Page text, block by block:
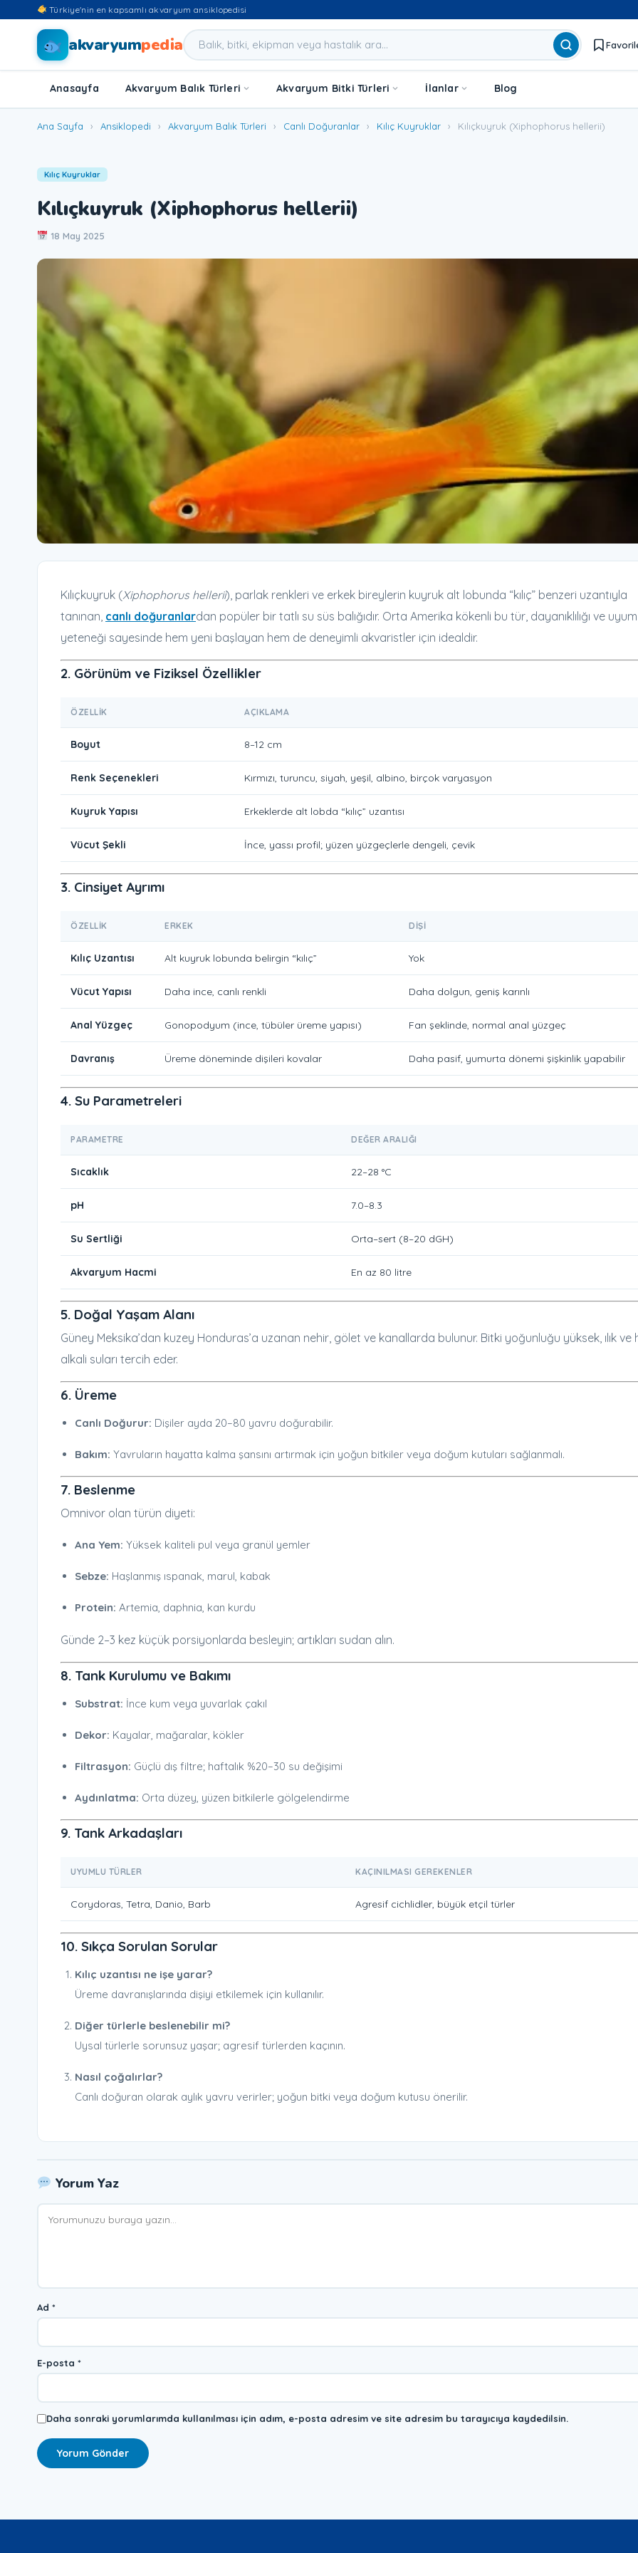
Türkiye'nin en kapsamlı akvaryum ansiklopedisi
akvaryumpedia
Anasayfa Akvaryum Balık Türleri Akvaryum Bitki Türleri İlanlar Blog
Ana Sayfa › Ansiklopedi › Akvaryum Balık Türleri › Canlı Doğuranlar › Kılıç Kuyruklar › Kılıçkuyruk (Xiphophorus hellerii)
Kılıç Kuyruklar
Kılıçkuyruk (Xiphophorus hellerii)
18 May 2025
Kılıçkuyruk (Xiphophorus hellerii), parlak renkleri ve erkek bireylerin kuyruk alt lobunda “kılıç” benzeri uzantıyla
tanınan, canlı doğuranlardan popüler bir tatlı su süs balığıdır. Orta Amerika kökenli bu tür, dayanıklılığı ve uyum
yeteneği sayesinde hem yeni başlayan hem de deneyimli akvaristler için idealdir.
2. Görünüm ve Fiziksel Özellikler
ÖZELLIK AÇIKLAMA
Boyut 8–12 cm
Renk Seçenekleri Kırmızı, turuncu, siyah, yeşil, albino, birçok varyasyon
Kuyruk Yapısı Erkeklerde alt lobda “kılıç” uzantısı
Vücut Şekli İnce, yassı profil; yüzen yüzgeçlerle dengeli, çevik
3. Cinsiyet Ayrımı
ÖZELLIK ERKEK DIŞI
Kılıç Uzantısı Alt kuyruk lobunda belirgin “kılıç” Yok
Vücut Yapısı Daha ince, canlı renkli Daha dolgun, geniş karınlı
Anal Yüzgeç Gonopodyum (ince, tübüler üreme yapısı) Fan şeklinde, normal anal yüzgeç
Davranış Üreme döneminde dişileri kovalar Daha pasif, yumurta dönemi şişkinlik yapabilir
4. Su Parametreleri
PARAMETRE DEĞER ARALIĞI
Sıcaklık 22–28 °C
pH 7.0–8.3
Su Sertliği Orta–sert (8–20 dGH)
Akvaryum Hacmi En az 80 litre
5. Doğal Yaşam Alanı
Güney Meksika’dan kuzey Honduras’a uzanan nehir, gölet ve kanallarda bulunur. Bitki yoğunluğu yüksek, ılık ve
alkali suları tercih eder.
6. Üreme
Canlı Doğurur: Dişiler ayda 20–80 yavru doğurabilir.
Bakım: Yavruların hayatta kalma şansını artırmak için yoğun bitkiler veya doğum kutuları sağlanmalı.
7. Beslenme
Omnivor olan türün diyeti:
Ana Yem: Yüksek kaliteli pul veya granül yemler
Sebze: Haşlanmış ıspanak, marul, kabak
Protein: Artemia, daphnia, kan kurdu
Günde 2–3 kez küçük porsiyonlarda besleyin; artıkları sudan alın.
8. Tank Kurulumu ve Bakımı
Substrat: İnce kum veya yuvarlak çakıl
Dekor: Kayalar, mağaralar, kökler
Filtrasyon: Güçlü dış filtre; haftalık %20–30 su değişimi
Aydınlatma: Orta düzey, yüzen bitkilerle gölgelendirme
9. Tank Arkadaşları
UYUMLU TÜRLER KAÇINILMASI GEREKENLER
Corydoras, Tetra, Danio, Barb Agresif cichlidler, büyük etçil türler
10. Sıkça Sorulan Sorular
Kılıç uzantısı ne işe yarar?
Üreme davranışlarında dişiyi etkilemek için kullanılır.
Diğer türlerle beslenebilir mi?
Uysal türlerle sorunsuz yaşar; agresif türlerden kaçının.
Nasıl çoğalırlar?
Canlı doğuran olarak aylık yavru verirler; yoğun bitki veya doğum kutusu önerilir.
Yorum Yaz
Yorum
Ad *
E-posta *
Daha sonraki yorumlarımda kullanılması için adım, e-posta adresim ve site adresim bu tarayıcıya kaydedilsin.